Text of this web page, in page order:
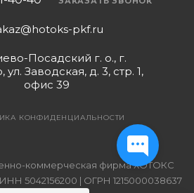
pkf.ru
Посадский г. о., г.
ул. Заводская, д. 3, стр. 1,
офис 39
КОНФИДЕНЦИАЛЬНОСТИ
коммерческая фирма ХОТОКС
5042156200 | ОГРН 1215000038637